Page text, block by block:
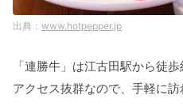
www.hotpepper.jp
「連勝牛」は江古田駅から徒
アクセス抜群なので、手軽に